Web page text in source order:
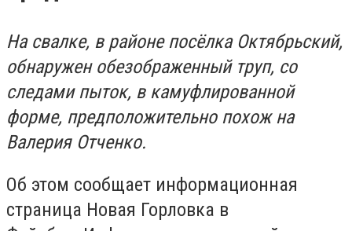
На свалке, в районе посёлка Октябрьский,
обнаружен обезображенный труп, со
следами пыток, в камуфлированной
форме, предположительно похож на
Валерия Отченко.
Об этом сообщает информационная
страница Новая Горловка в